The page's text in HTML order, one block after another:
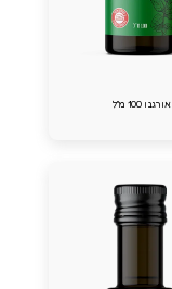
100 מ''ל